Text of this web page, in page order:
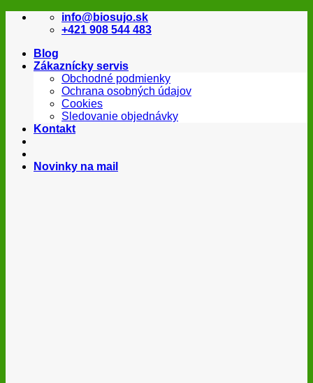
Skip
info@biosujo.sk
+421 908 544 483
Blog
Zákaznícky servis
Obchodné podmienky
Ochrana osobných údajov
Cookies
Sledovanie objednávky
Kontakt
Novinky na mail